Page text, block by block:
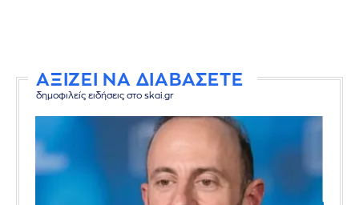
ΑΞΙΖΕΙ ΝΑ ΔΙΑΒΑΣΕΤΕ
δημοφιλείς ειδήσεις στο skai.gr